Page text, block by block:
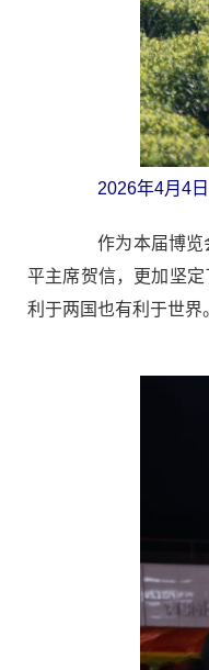
2026年4月4
作为本届博览会
平主席贺信，更加坚
利于两国也有利于世界